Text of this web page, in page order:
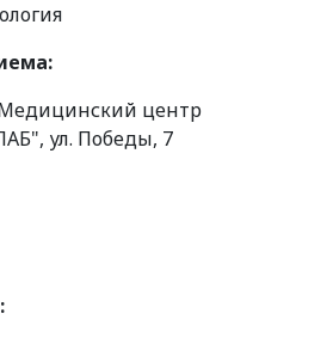
центр
ул. Победы, 7